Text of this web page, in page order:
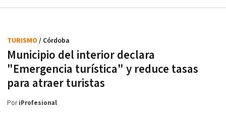
Municipio del interior declara
"Emergencia turística" y reduce tasas
para atraer turistas
TURISMO / Córdoba
PoriProfesional